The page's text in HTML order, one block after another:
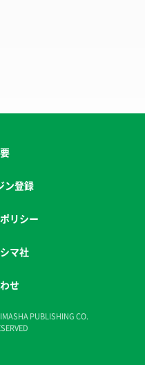
ン登録
リシー
マ社
せ
PUBLISHING CO.